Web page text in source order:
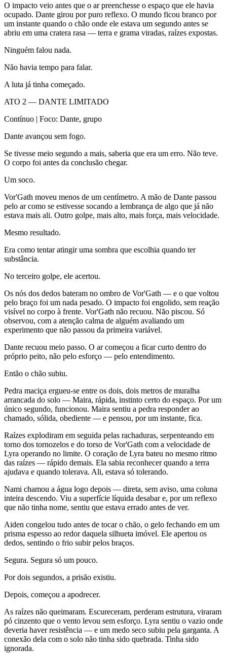
O impacto veio antes que o ar preenchesse o espaço que ele havia
ocupado. Dante girou por puro reflexo. O mundo ficou branco por
um instante quando o chão onde ele estava um segundo antes se
abriu em uma cratera rasa — terra e grama viradas, raízes expostas.
Ninguém falou nada.
Não havia tempo para falar.
A luta já tinha começado.
ATO 2 — DANTE LIMITADO
Contínuo | Foco: Dante, grupo
Dante avançou sem fogo.
Se tivesse meio segundo a mais, saberia que era um erro. Não teve.
O corpo foi antes da conclusão chegar.
Um soco.
Vor'Gath moveu menos de um centímetro. A mão de Dante passou
pelo ar como se estivesse socando a lembrança de algo que já não
estava mais ali. Outro golpe, mais alto, mais força, mais velocidade.
Mesmo resultado.
Era como tentar atingir uma sombra que escolhia quando ter
substância.
No terceiro golpe, ele acertou.
Os nós dos dedos bateram no ombro de Vor'Gath — e o que voltou
pelo braço foi um nada pesado. O impacto foi engolido, sem reação
visível no corpo à frente. Vor'Gath não recuou. Não piscou. Só
observou, com a atenção calma de alguém avaliando um
experimento que não passou da primeira variável.
Dante recuou meio passo. O ar começou a ficar curto dentro do
próprio peito, não pelo esforço — pelo entendimento.
Então o chão subiu.
Pedra maciça ergueu-se entre os dois, dois metros de muralha
arrancada do solo — Maira, rápida, instinto certo do espaço. Por um
único segundo, funcionou. Maira sentiu a pedra responder ao
chamado, sólida, obediente — e pensou, por um instante, fica.
Raízes explodiram em seguida pelas rachaduras, serpenteando em
torno dos tornozelos e do torso de Vor'Gath com a velocidade de
Lyra operando no limite. O coração de Lyra bateu no mesmo ritmo
das raízes — rápido demais. Ela sabia reconhecer quando a terra
ajudava e quando tolerava. Ali, estava só tolerando.
Nami chamou a água logo depois — direta, sem aviso, uma coluna
inteira descendo. Viu a superfície líquida desabar e, por um reflexo
que não tinha nome, sentiu que estava errado antes de ver.
Aiden congelou tudo antes de tocar o chão, o gelo fechando em um
prisma espesso ao redor daquela silhueta imóvel. Ele apertou os
dedos, sentindo o frio subir pelos braços.
Segura. Segura só um pouco.
Por dois segundos, a prisão existiu.
Depois, começou a apodrecer.
As raízes não queimaram. Escureceram, perderam estrutura, viraram
pó cinzento que o vento levou sem esforço. Lyra sentiu o vazio onde
deveria haver resistência — e um medo seco subiu pela garganta. A
conexão dela com o solo não tinha sido quebrada. Tinha sido
ignorada.